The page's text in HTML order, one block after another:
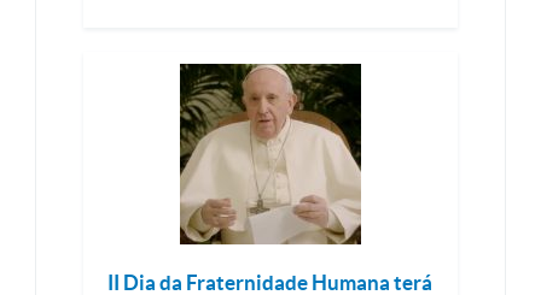
II Dia da Fraternidade Humana terá